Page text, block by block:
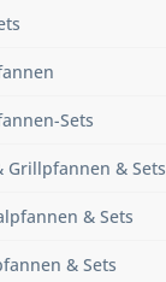
Sets
Grillpfannen & Sets
& Sets
& Sets